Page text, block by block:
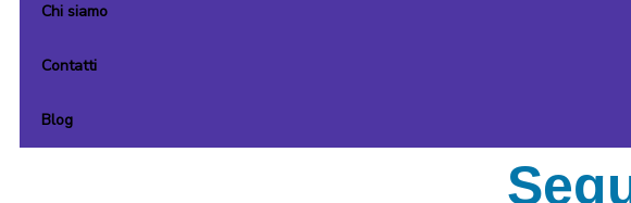
Chi siamo
Contatti
Blog